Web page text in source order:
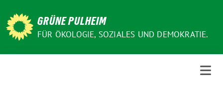
zum
Inhalt
GRÜNE PULHEIM
FÜR ÖKOLOGIE, SOZIALES UND DEMOKRATIE.